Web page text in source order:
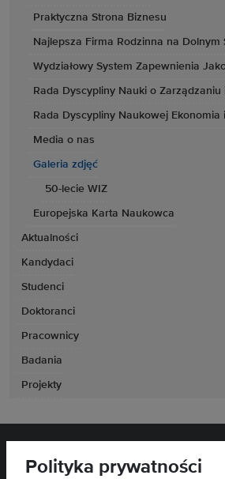
Praktyczna Strona Biznesu
Najlepsza Firma Rodzinna na Dolnym
Wydziałowy System Zapewnienia
Rada Dyscypliny Nauki o Zarządzaniu
Rada Dyscypliny Naukowej Ekonomia
Media o nas
Galeria zdjęć
50-lecie WIZ
Europejska Karta Naukowca
Aktualności
Kandydaci
Studenci
Doktoranci
Pracownicy
Badania
Projekty
Polityka prywatności